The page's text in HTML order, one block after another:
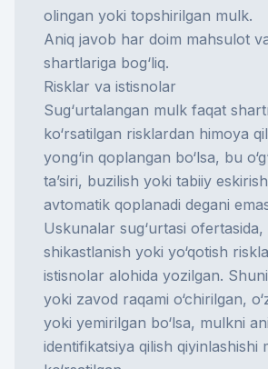
olingan yoki topshirilgan mulk.
Aniq javob har doim mahsulot
shartlariga bog‘liq.
Risklar va istisnolar
Sug‘urtalangan mulk faqat
ko‘rsatilgan risklardan himoya
yong‘in qoplangan bo‘lsa, bu
ta’siri, buzilish yoki tabiiy
avtomatik qoplanadi degani
Uskunalar sug‘urtasi ofertasida,
shikastlanish yoki yo‘qotish
istisnolar alohida yozilgan.
yoki zavod raqami o‘chirilgan,
yoki yemirilgan bo‘lsa, mulkni
identifikatsiya qilish qiyinlashishi